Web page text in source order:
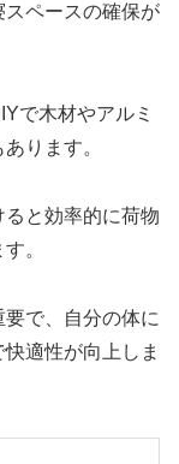
ペースの確保が
で木材やアルミ
ります。
と効率的に荷物
。
で、自分の体に
適性が向上しま